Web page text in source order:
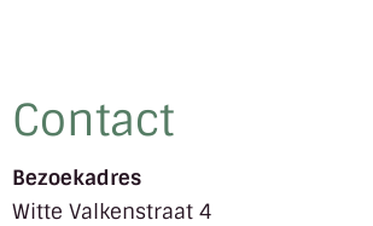
Contact
Bezoekadres
Witte Valkenstraat 4